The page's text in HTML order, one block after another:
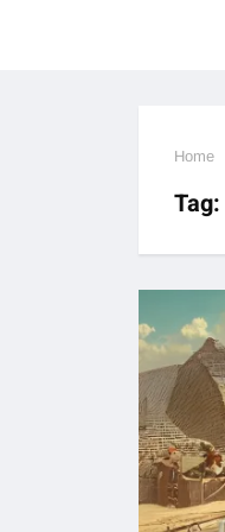
Home
Tag: